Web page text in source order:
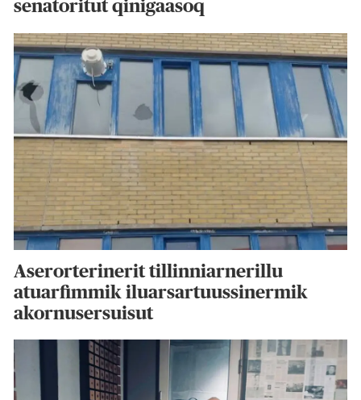
senatoritut qinigaasoq
Aserorterinerit tillinniarnerillu
atuarfimmik iluarsartuussinermik
akornusersuisut